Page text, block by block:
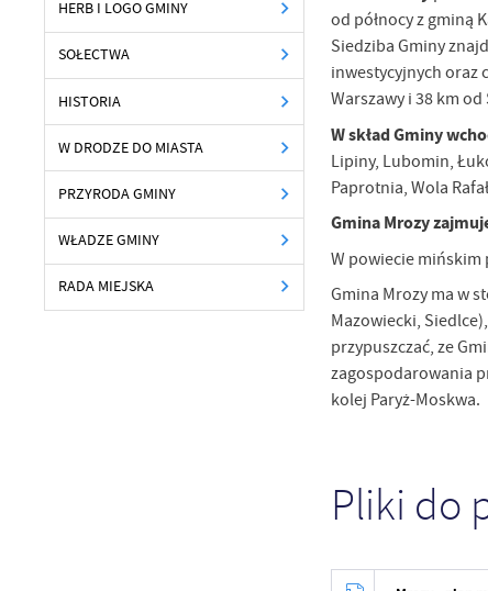
HERB I LOGO GMINY
SOŁECTWA
HISTORIA
W DRODZE DO MIASTA
PRZYRODA GMINY
WŁADZE GMINY
RADA MIEJSKA
od północy z gminą
Siedziba Gminy
inwestycyjnych oraz
Warszawy i 38 km od
W skład Gminy
Lipiny, Lubomin,
Paprotnia, Wola
Gmina Mrozy
W powiecie mińskim
Gmina Mrozy ma w
Mazowiecki,
przypuszczać, ze
zagospodarowania
kolej Paryż-Moskwa.
Pliki do